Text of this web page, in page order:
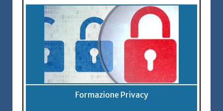
Formazione Privacy